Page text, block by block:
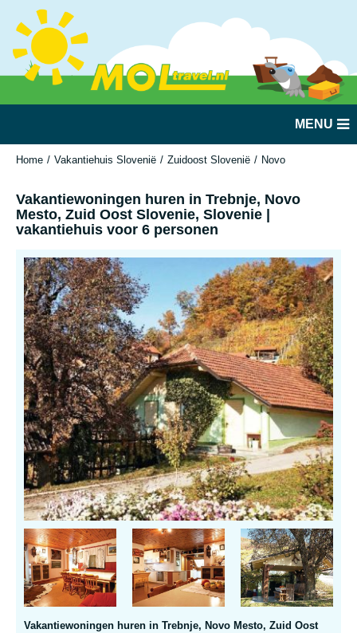
MENU
Home Vakantiehuis Slovenië Zuidoost Slovenië Novo Mesto
Vakantiewoningen huren in Trebnje, Novo
Mesto, Zuid Oost Slovenie, Slovenie |
vakantiehuis voor 6 personen
Vakantiewoningen huren in Trebnje, Novo Mesto, Zuid Oost